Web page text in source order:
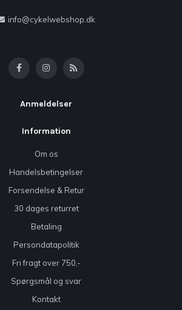
info@cykelwebshop.dk
Anmeldelser
Information
Om os
Handelsbetingelser
Forsendelse & Retur
30 dages returret
Betaling
Persondatapolitik
Fri fragt over 750,-
Spørgsmål og svar
Kontakt